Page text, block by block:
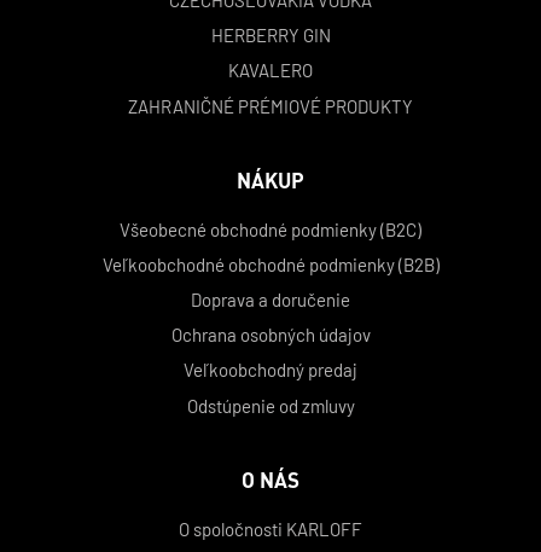
HERBERRY GIN
KAVALERO
ZAHRANIČNÉ PRÉMIOVÉ PRODUKTY
NÁKUP
Všeobecné obchodné podmienky (B2C)
Veľkoobchodné obchodné podmienky (B2B)
Doprava a doručenie
Ochrana osobných údajov
Veľkoobchodný predaj
Odstúpenie od zmluvy
O NÁS
O spoločnosti KARLOFF